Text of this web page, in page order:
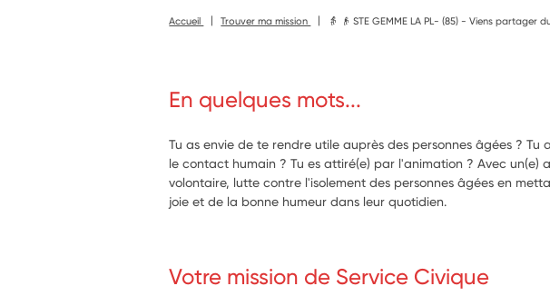
Accueil Trouver ma mission 👵 👴 STE GEMME LA PL- (85) - Viens partager
En quelques mots...
Tu as envie de te rendre utile auprès des personnes âgées ? Tu
le contact humain ? Tu es attiré(e) par l'animation ? Avec un(e)
volontaire, lutte contre l'isolement des personnes âgées en
joie et de la bonne humeur dans leur quotidien.
Votre mission de Service Civique